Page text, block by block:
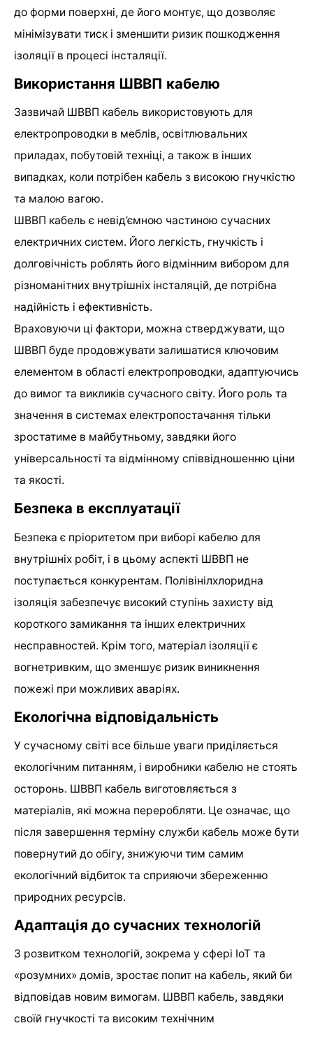
до форми поверхні, де його монтує, що дозволяє
мінімізувати тиск і зменшити ризик пошкодження
ізоляції в процесі інсталяції.
Використання ШВВП кабелю
Зазвичай ШВВП кабель використовують для
електропроводки в меблів, освітлювальних
приладах, побутовій техніці, а також в інших
випадках, коли потрібен кабель з високою гнучкістю
та малою вагою.
ШВВП кабель є невід’ємною частиною сучасних
електричних систем. Його легкість, гнучкість і
долговічність роблять його відмінним вибором для
різноманітних внутрішніх інсталяцій, де потрібна
надійність і ефективність.
Враховуючи ці фактори, можна стверджувати, що
ШВВП буде продовжувати залишатися ключовим
елементом в області електропроводки, адаптуючись
до вимог та викликів сучасного світу. Його роль та
значення в системах електропостачання тільки
зростатиме в майбутньому, завдяки його
універсальності та відмінному співвідношенню ціни
та якості.
Безпека в експлуатації
Безпека є пріоритетом при виборі кабелю для
внутрішніх робіт, і в цьому аспекті ШВВП не
поступається конкурентам. Полівінілхлоридна
ізоляція забезпечує високий ступінь захисту від
короткого замикання та інших електричних
несправностей. Крім того, матеріал ізоляції є
вогнетривким, що зменшує ризик виникнення
пожежі при можливих аваріях.
Екологічна відповідальність
У сучасному світі все більше уваги приділяється
екологічним питанням, і виробники кабелю не стоять
осторонь. ШВВП кабель виготовляється з
матеріалів, які можна переробляти. Це означає, що
після завершення терміну служби кабель може бути
повернутий до обігу, знижуючи тим самим
екологічний відбиток та сприяючи збереженню
природних ресурсів.
Адаптація до сучасних технологій
З розвитком технологій, зокрема у сфері IoT та
«розумних» домів, зростає попит на кабель, який би
відповідав новим вимогам. ШВВП кабель, завдяки
своїй гнучкості та високим технічним